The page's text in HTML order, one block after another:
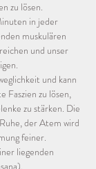
zu lösen.
in jeder
muskulären
und unser
und kann
Faszien zu lösen,
zu stärken. Die
der Atem wird
feiner.
liegenden